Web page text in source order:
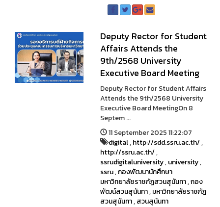
Deputy Rector for Student
Affairs Attends the
9th/2568 University
Executive Board Meeting
Deputy Rector for Student Affairs
Attends the 9th/2568 University
Executive Board MeetingOn 8
Septem ...
11 September 2025 11:22:07
digital,http://sdd.ssru.ac.th/,
http://ssru.ac.th/,
ssrudigitaluniversity,university,
ssru,กองพัฒนานักศึกษา
มหาวิทยาลัยราชภัฏสวนสุนันทา,กอง
พัฒน์สวนสุนันทา,มหาวิทยาลัยราชภัฏ
สวนสุนันทา,สวนสุนันทา